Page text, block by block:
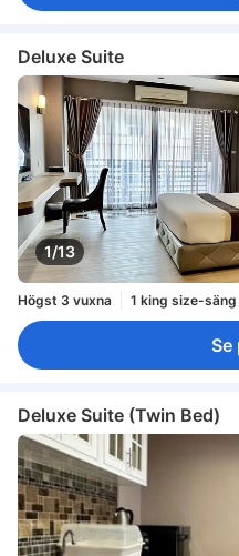
Deluxe Suite
1/13
Högst 3 vuxna 1 king size-säng
Se
Deluxe Suite (Twin Bed)